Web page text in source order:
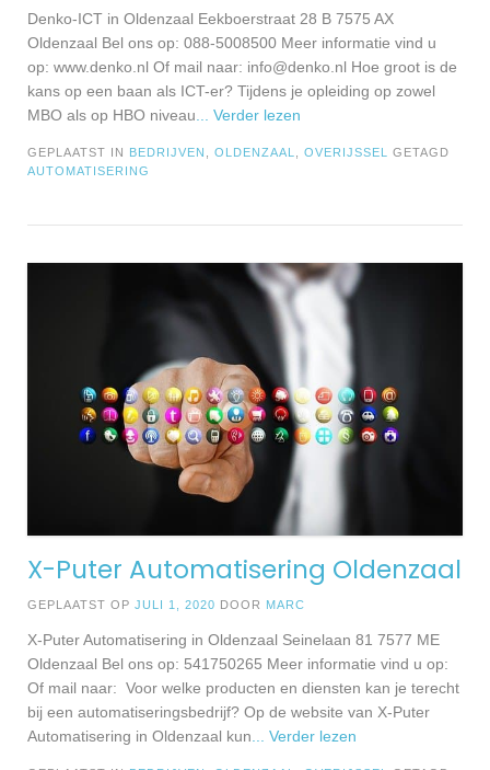
Denko-ICT in Oldenzaal Eekboerstraat 28 B 7575 AX
Oldenzaal Bel ons op: 088-5008500 Meer informatie vind u
op: www.denko.nl Of mail naar: info@denko.nl Hoe groot is de
kans op een baan als ICT-er? Tijdens je opleiding op zowel
MBO als op HBO niveau ... Verder lezen
GEPLAATST IN BEDRIJVEN OLDENZAAL OVERIJSSEL
GETAGD
AUTOMATISERING
X-Puter Automatisering Oldenzaal
GEPLAATST OP JULI 1, 2020 DOOR MARC
X-Puter Automatisering in Oldenzaal Seinelaan 81 7577 ME
Oldenzaal Bel ons op: 541750265 Meer informatie vind u op:
Of mail naar: Voor welke producten en diensten kan je terecht
bij een automatiseringsbedrijf? Op de website van X-Puter
Automatisering in Oldenzaal kun ... Verder lezen